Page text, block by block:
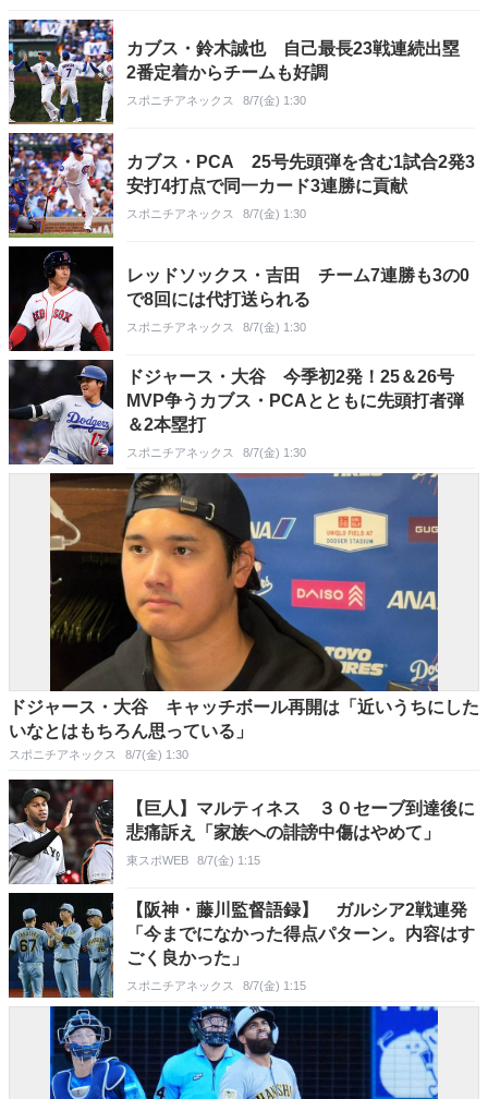
カブス・鈴木誠也 自己最長23戦連続出塁
2番定着からチームも好調
スポニチアネックス 8/7(金) 1:30
カブス・PCA 25号先頭弾を含む1試合2発3
安打4打点で同一カード3連勝に貢献
スポニチアネックス 8/7(金) 1:30
レッドソックス・吉田 チーム7連勝も3の0
で8回には代打送られる
スポニチアネックス 8/7(金) 1:30
ドジャース・大谷 今季初2発！25＆26号
MVP争うカブス・PCAとともに先頭打者弾
＆2本塁打
スポニチアネックス 8/7(金) 1:30
ドジャース・大谷 キャッチボール再開は「近いうちにした
いなとはもちろん思っている」
スポニチアネックス 8/7(金) 1:30
【巨人】マルティネス ３０セーブ到達後に
悲痛訴え「家族への誹謗中傷はやめて」
東スポWEB 8/7(金) 1:15
【阪神・藤川監督語録】 ガルシア2戦連発
「今までになかった得点パターン。内容はす
ごく良かった」
スポニチアネックス 8/7(金) 1:15